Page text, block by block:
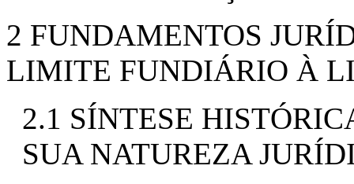
2 FUNDAMENTOS
LIMITE FUNDIÁRIO À
2.1 SÍNTESE
SUA NATUREZA